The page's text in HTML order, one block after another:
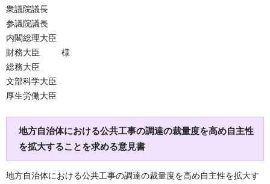
衆議院議長
参議院議長
内閣総理大臣
財務大臣 様
総務大臣
文部科学大臣
厚生労働大臣
地方自治体における公共工事の調達の裁量度を高め自主性
を拡大することを求める意見書
地方自治体における公共工事の調達の裁量度を高め自主性を拡大す